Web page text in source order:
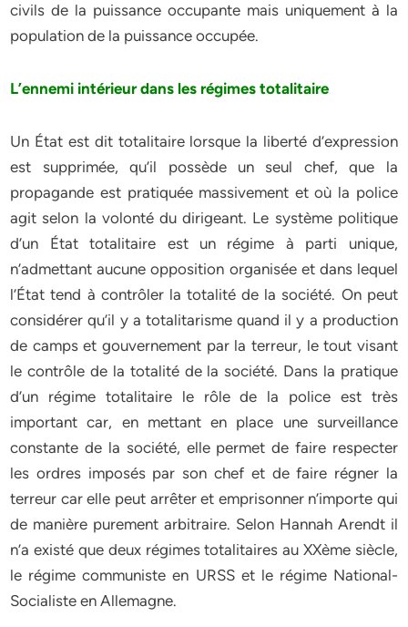
civils de la puissance occupante mais uniquement à la
population de la puissance occupée.
L’ennemi intérieur dans les régimes totalitaire
Un État est dit totalitaire lorsque la liberté d’expression
est supprimée, qu’il possède un seul chef, que la
propagande est pratiquée massivement et où la police
agit selon la volonté du dirigeant. Le système politique
d’un État totalitaire est un régime à parti unique,
n’admettant aucune opposition organisée et dans lequel
l’État tend à contrôler la totalité de la société. On peut
considérer qu’il y a totalitarisme quand il y a production
de camps et gouvernement par la terreur, le tout visant
le contrôle de la totalité de la société. Dans la pratique
d’un régime totalitaire le rôle de la police est très
important car, en mettant en place une surveillance
constante de la société, elle permet de faire respecter
les ordres imposés par son chef et de faire régner la
terreur car elle peut arrêter et emprisonner n’importe qui
de manière purement arbitraire. Selon Hannah Arendt il
n’a existé que deux régimes totalitaires au XXème siècle,
le régime communiste en URSS et le régime National-
Socialiste en Allemagne.